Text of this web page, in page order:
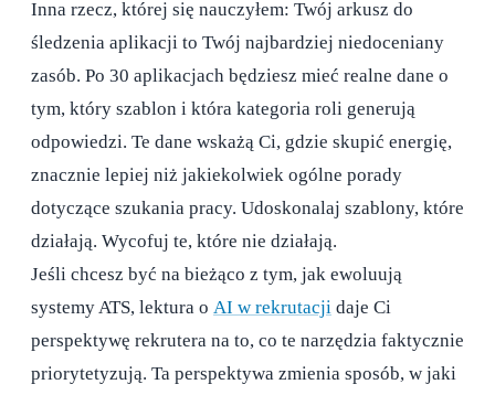
Inna rzecz, której się nauczyłem: Twój arkusz do
śledzenia aplikacji to Twój najbardziej niedoceniany
zasób. Po 30 aplikacjach będziesz mieć realne dane o
tym, który szablon i która kategoria roli generują
odpowiedzi. Te dane wskażą Ci, gdzie skupić energię,
znacznie lepiej niż jakiekolwiek ogólne porady
dotyczące szukania pracy. Udoskonalaj szablony, które
działają. Wycofuj te, które nie działają.
Jeśli chcesz być na bieżąco z tym, jak ewoluują
systemy ATS, lektura o AI w rekrutacji daje Ci
perspektywę rekrutera na to, co te narzędzia faktycznie
priorytetyzują. Ta perspektywa zmienia sposób, w jaki